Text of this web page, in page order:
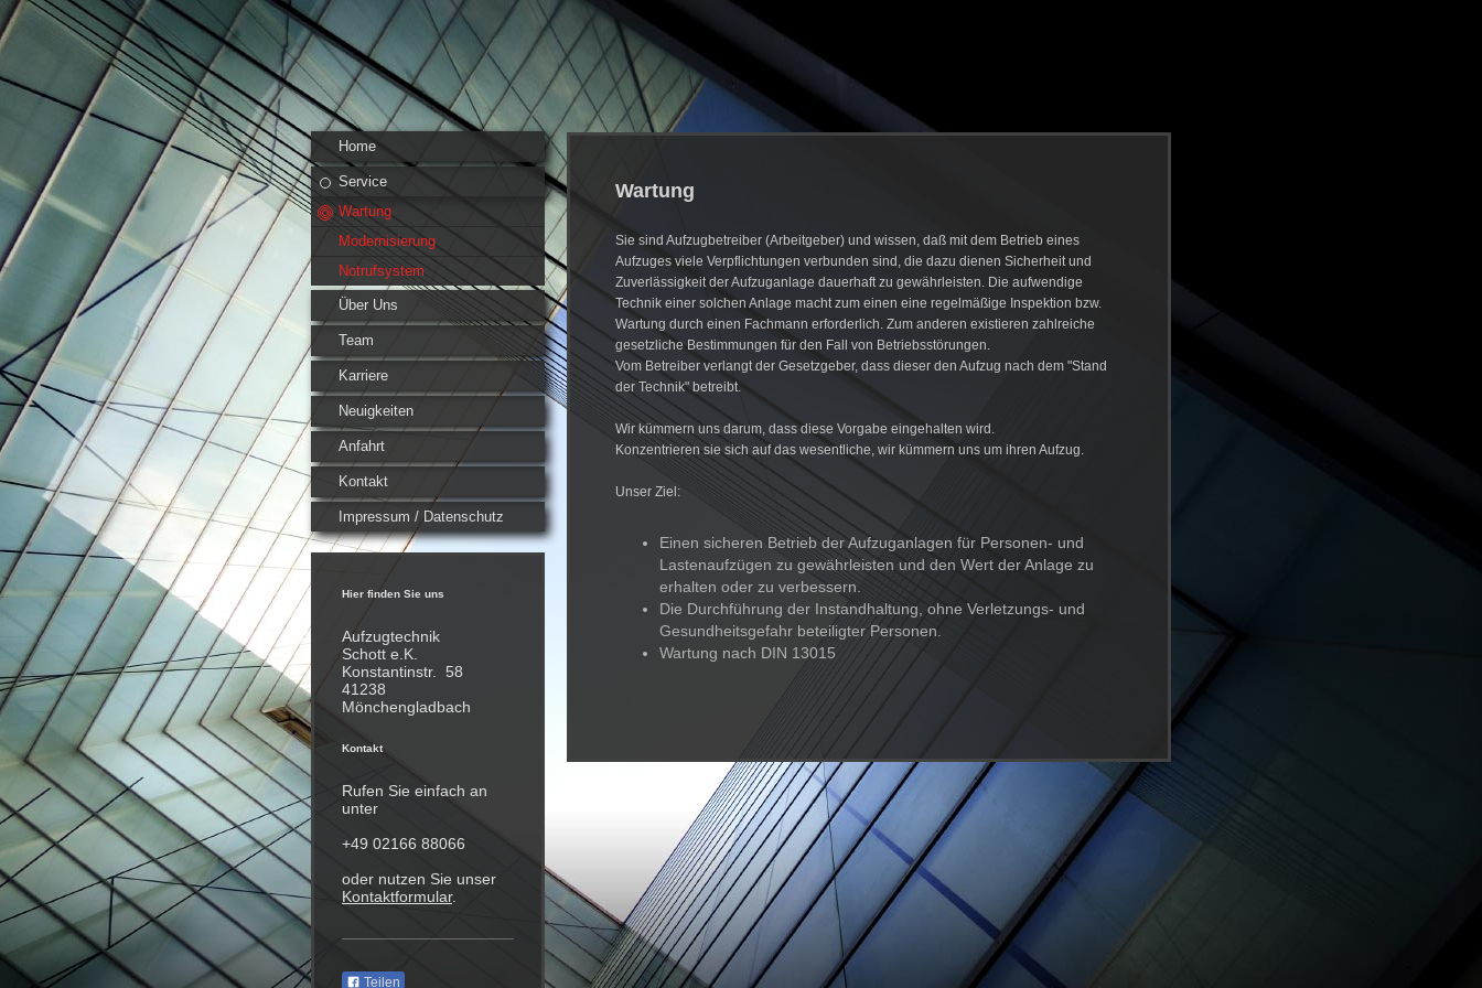
Home
Service
Wartung
Modernisierung
Notrufsystem
Über Uns
Team
Karriere
Neuigkeiten
Anfahrt
Kontakt
Impressum / Datenschutz
Hier finden Sie uns
Aufzugtechnik
Schott e.K.
Konstantinstr.
58
41238
Mönchengladbach
Kontakt
Rufen Sie einfach an
unter
+49 02166 88066
oder nutzen Sie unser
Kontaktformular.
Teilen
Wartung
Sie sind Aufzugbetreiber (Arbeitgeber) und wissen, daß mit dem Betrieb eines
Aufzuges viele Verpflichtungen verbunden sind, die dazu dienen Sicherheit und
Zuverlässigkeit der Aufzuganlage dauerhaft zu gewährleisten. Die aufwendige
Technik einer solchen Anlage macht zum einen eine regelmäßige Inspektion bzw.
Wartung durch einen Fachmann erforderlich. Zum anderen existieren zahlreiche
gesetzliche Bestimmungen für den Fall von Betriebsstörungen.
Vom Betreiber verlangt der Gesetzgeber, dass dieser den Aufzug nach dem "Stand
der Technik" betreibt.
Wir kümmern uns darum, dass diese Vorgabe eingehalten wird.
Konzentrieren sie sich auf das wesentliche, wir kümmern uns um ihren Aufzug.
Unser Ziel:
Einen sicheren Betrieb der Aufzuganlagen für Personen- und
Lastenaufzügen zu gewährleisten und den Wert der Anlage zu
erhalten oder zu verbessern.
Die Durchführung der Instandhaltung, ohne Verletzungs- und
Gesundheitsgefahr beteiligter Personen.
Wartung nach DIN 13015